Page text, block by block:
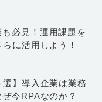
必見！運用課題を
に活用しよう！
選】導入企業は業務
今RPAなのか？